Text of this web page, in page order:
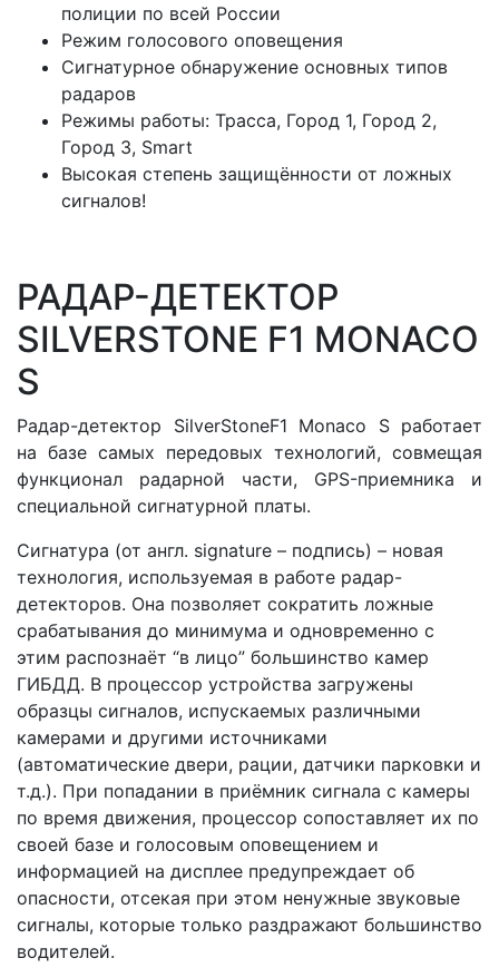
полиции по всей России
Режим голосового оповещения
Сигнатурное обнаружение основных типов
радаров
Режимы работы: Трасса, Город 1, Город 2,
Город 3, Smart
Высокая степень защищённости от ложных
сигналов!
РАДАР-ДЕТЕКТОР
SILVERSTONE F1 MONACO
S
Радар-детектор SilverStoneF1 Monaco S работает
на базе самых передовых технологий, совмещая
функционал радарной части, GPS-приемника и
специальной сигнатурной платы.
Сигнатура (от англ. signature – подпись) – новая
технология, используемая в работе радар-
детекторов. Она позволяет сократить ложные
срабатывания до минимума и одновременно с
этим распознаёт “в лицо” большинство камер
ГИБДД. В процессор устройства загружены
образцы сигналов, испускаемых различными
камерами и другими источниками
(автоматические двери, рации, датчики парковки и
т.д.). При попадании в приёмник сигнала с камеры
по время движения, процессор сопоставляет их по
своей базе и голосовым оповещением и
информацией на дисплее предупреждает об
опасности, отсекая при этом ненужные звуковые
сигналы, которые только раздражают большинство
водителей.